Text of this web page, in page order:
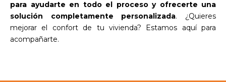
para ayudarte en todo el proceso y ofrecerte una
solución completamente personalizada. ¿Quieres
mejorar el confort de tu vivienda? Estamos aquí para
acompañarte.